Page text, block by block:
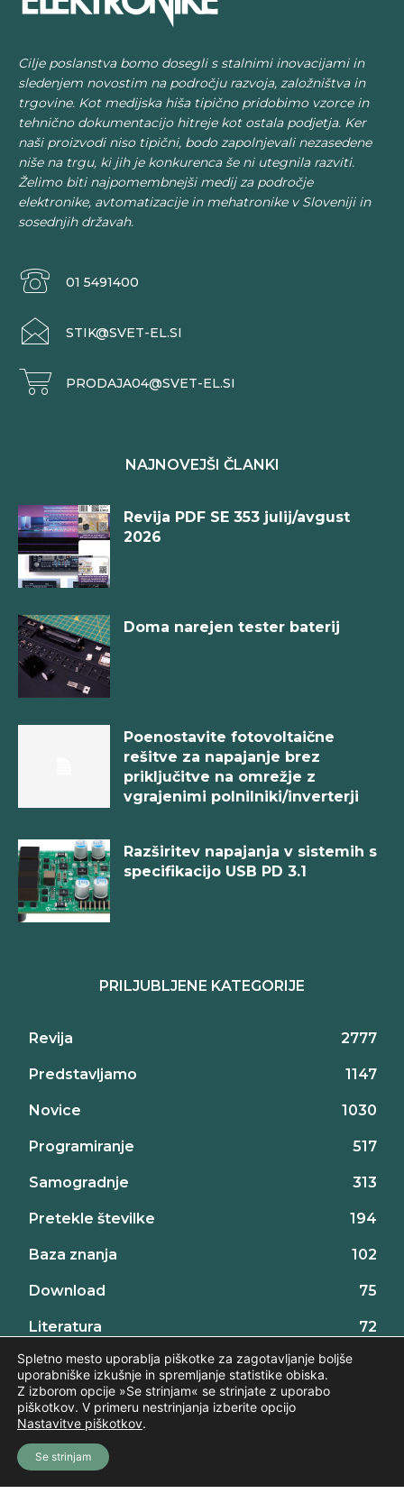
Cilje poslanstva bomo dosegli s stalnimi inovacijami in
sledenjem novostim na področju razvoja, založništva in
trgovine. Kot medijska hiša tipično pridobimo vzorce in
tehnično dokumentacijo hitreje kot ostala podjetja. Ker
naši proizvodi niso tipični, bodo zapolnjevali nezasedene
niše na trgu, ki jih je konkurenca še ni utegnila razviti.
Želimo biti najpomembnejši medij za področje
elektronike, avtomatizacije in mehatronike v Sloveniji in
sosednjih državah.
01 5491400
STIK@SVET-EL.SI
PRODAJA04@SVET-EL.SI
NAJNOVEJŠI ČLANKI
Revija PDF SE 353 julij/avgust
2026
Doma narejen tester baterij
Poenostavite fotovoltaične
rešitve za napajanje brez
priključitve na omrežje z
vgrajenimi polnilniki/inverterji
Razširitev napajanja v sistemih s
specifikacijo USB PD 3.1
PRILJUBLJENE KATEGORIJE
Revija 2777
Predstavljamo 1147
Novice 1030
Programiranje 517
Samogradnje 313
Pretekle številke 194
Baza znanja 102
Download 75
Literatura 72
Za začetnike
Projekti za začetnike
Spletno mesto uporablja piškotke za zagotavljanje boljše
uporabniške izkušnje in spremljanje statistike obiska.
Z izborom opcije »Se strinjam« se strinjate z uporabo
piškotkov. V primeru nestrinjanja izberite opcijo
Nastavitve piškotkov.
Se strinjam